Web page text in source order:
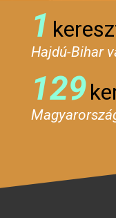
1
Hajdú-Bihar
129